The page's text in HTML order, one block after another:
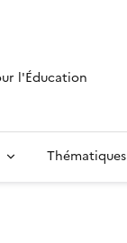
l'Éducation
Thématiques